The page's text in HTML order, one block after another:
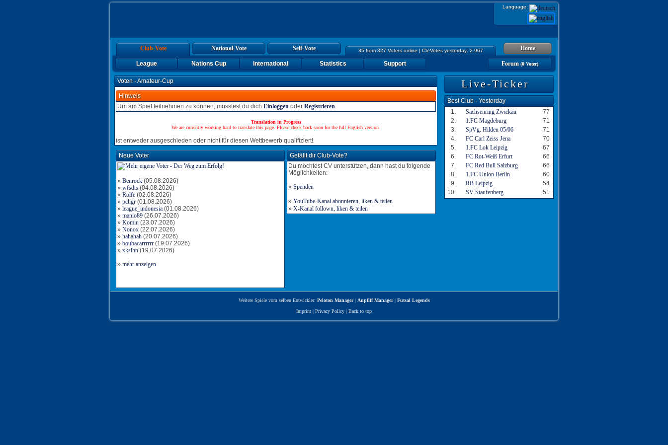
Language:
35 from 327 Voters online | CV-Votes yesterday: 2.967
Club-Vote National-Vote Self-Vote Home
Forum(0 Voter)
League Nations Cup International Statistics Support
Voten - Amateur-Cup
Hinweis
Um am Spiel teilnehmen zu können, müsstest du dich Einloggen oder Registrieren.
Translation in Progress
We are currently working hard to translate this page. Please check back soon for the full English version.
ist entweder ausgeschieden oder nicht für diesen Wettbewerb qualifiziert!
Neue Voter
» Benrock (05.08.2026)
» wfsdts (04.08.2026)
» Rolfe (02.08.2026)
» pchgr (01.08.2026)
» league_indonesia (01.08.2026)
» manio89 (26.07.2026)
» Komin (23.07.2026)
» Nonox (22.07.2026)
» hahahah (20.07.2026)
» boubacarrrrrr (19.07.2026)
» xkslhn (19.07.2026)
» mehr anzeigen
Gefällt dir Club-Vote?
Du möchtest CV unterstützen, dann hast du folgende
Möglichkeiten:
» Spenden
» YouTube-Kanal abonnieren, liken & teilen
» X-Kanal follown, liken & teilen
Live-Ticker
Best Club - Yesterday
1.
Sachsenring Zwickau
77
2.
1.FC Magdeburg
71
3.
SpVg. Hilden 05/06
71
4.
FC Carl Zeiss Jena
70
5.
1.FC Lok Leipzig
67
6.
FC Rot-Weiß Erfurt
66
7.
FC Red Bull Salzburg
66
8.
1.FC Union Berlin
60
9.
RB Leipzig
54
10.
SV Staufenberg 51
Weitere Spiele vom selben Entwickler: Peloton Manager| Anpfiff Manager| Futsal Legends
Imprint | Privacy Policy | Back to top